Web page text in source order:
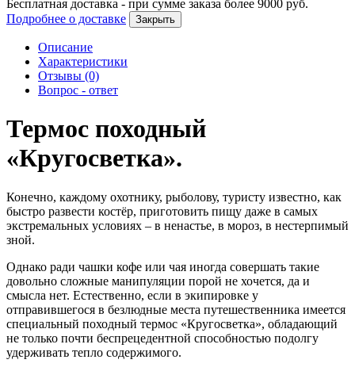
Бесплатная доставка - при сумме заказа более 9000 руб.
Подробнее о доставке
Закрыть
Описание
Характеристики
Отзывы (0)
Вопрос - ответ
Термос походный
«Кругосветка».
Конечно, каждому охотнику, рыболову, туристу известно, как
быстро развести костёр, приготовить пищу даже в самых
экстремальных условиях – в ненастье, в мороз, в нестерпимый
зной.
Однако ради чашки кофе или чая иногда совершать такие
довольно сложные манипуляции порой не хочется, да и
смысла нет. Естественно, если в экипировке у
отправившегося в безлюдные места путешественника имеется
специальный походный термос «Кругосветка», обладающий
не только почти беспрецедентной способностью подолгу
удерживать тепло содержимого.